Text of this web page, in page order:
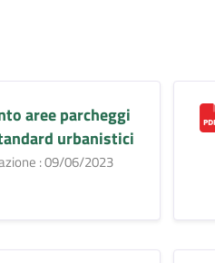
aree parcheggi
urbanistici
: 09/06/2023